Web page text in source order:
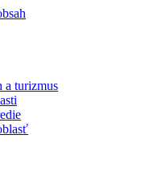
a turizmus